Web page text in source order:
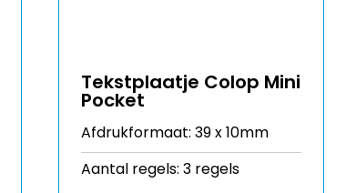
Tekstplaatje Colop Mini
Pocket
Afdrukformaat: 39 x 10mm
Aantal regels: 3 regels